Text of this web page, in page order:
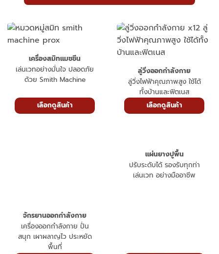
เครื่องสมิทแมชชีน
เล่นเวทอย่างมั่นใจ ปลอดภัย
ด้วย Smith Machine
เลือกดูสินค้า
ลู่วิ่งออกกำลังกาย
ลู่วิ่งไฟฟ้าคุณภาพสูง ใช้ได้
ทั้งบ้านและฟิตเนส
เลือกดูสินค้า
พื้นที่
เลือกดูสินค้า
แผ่นยางปูพื้น
ปรับระดับได้ รองรับทุกท่า
เล่นเวท อย่างมืออาชีพ